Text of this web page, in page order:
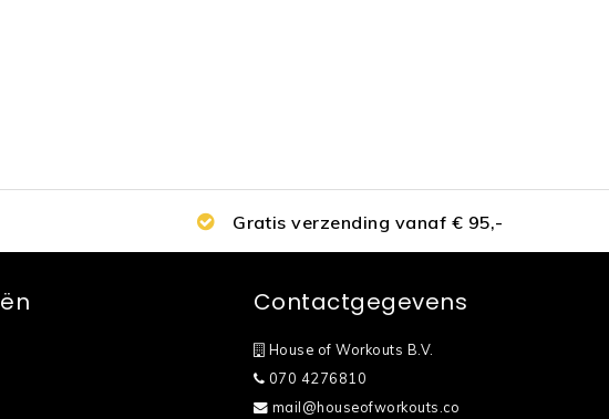
Gratis verzending vanaf € 95,-
Contactgegevens
House of Workouts B.V.
070 4276810
mail@houseofworkouts.co